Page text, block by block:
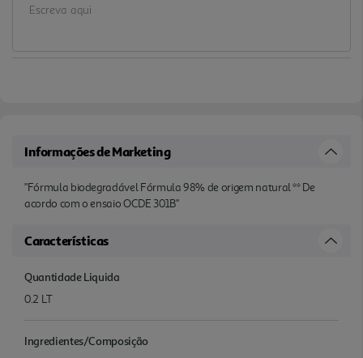
Informações de Marketing
"Fórmula biodegradável Fórmula 98% de origem natural ** De
acordo com o ensaio OCDE 301B"
Características
Quantidade Liquida
0.2 LT
Ingredientes/Composição